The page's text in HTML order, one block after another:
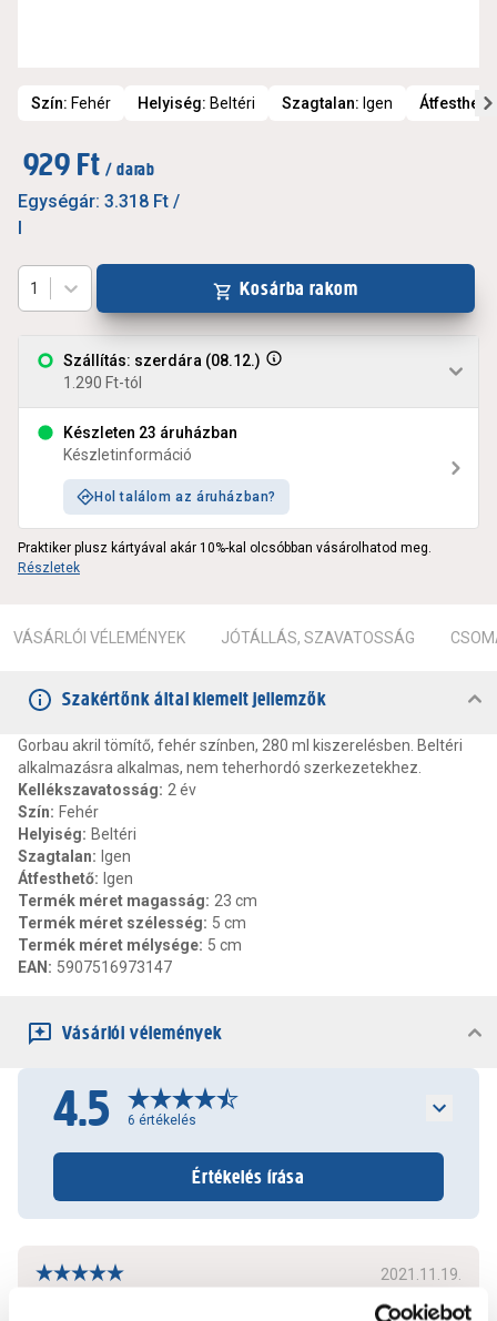
Szín: Fehér Helyiség: Beltéri Szagtalan: Igen Átfesthető
929 Ft / darab
Egységár: 3.318 Ft /
l
Szállítás: szerdára (08.12.)
1.290 Ft-tól
Készleten 23 áruházban
Készletinformáció
Hol találom az áruházban?
1 Kosárba rakom
Praktiker plusz kártyával akár 10%-kal olcsóbban vásárolhatod meg.
Részletek
VÁSÁRLÓI VÉLEMÉNYEK JÓTÁLLÁS, SZAVATOSSÁG
Szakértőnk által kiemelt jellemzők
Gorbau akril tömítő, fehér színben, 280 ml kiszerelésben. Beltéri
alkalmazásra alkalmas, nem teherhordó szerkezetekhez.
Kellékszavatosság: 2 év
Szín: Fehér
Helyiség: Beltéri
Szagtalan: Igen
Átfesthető: Igen
Termék méret magasság: 23 cm
Termék méret szélesség: 5 cm
Termék méret mélysége: 5 cm
EAN : 5907516973147
Vásárlói vélemények
4.5 6 értékelés
Értékelés írása
2021.11.19.